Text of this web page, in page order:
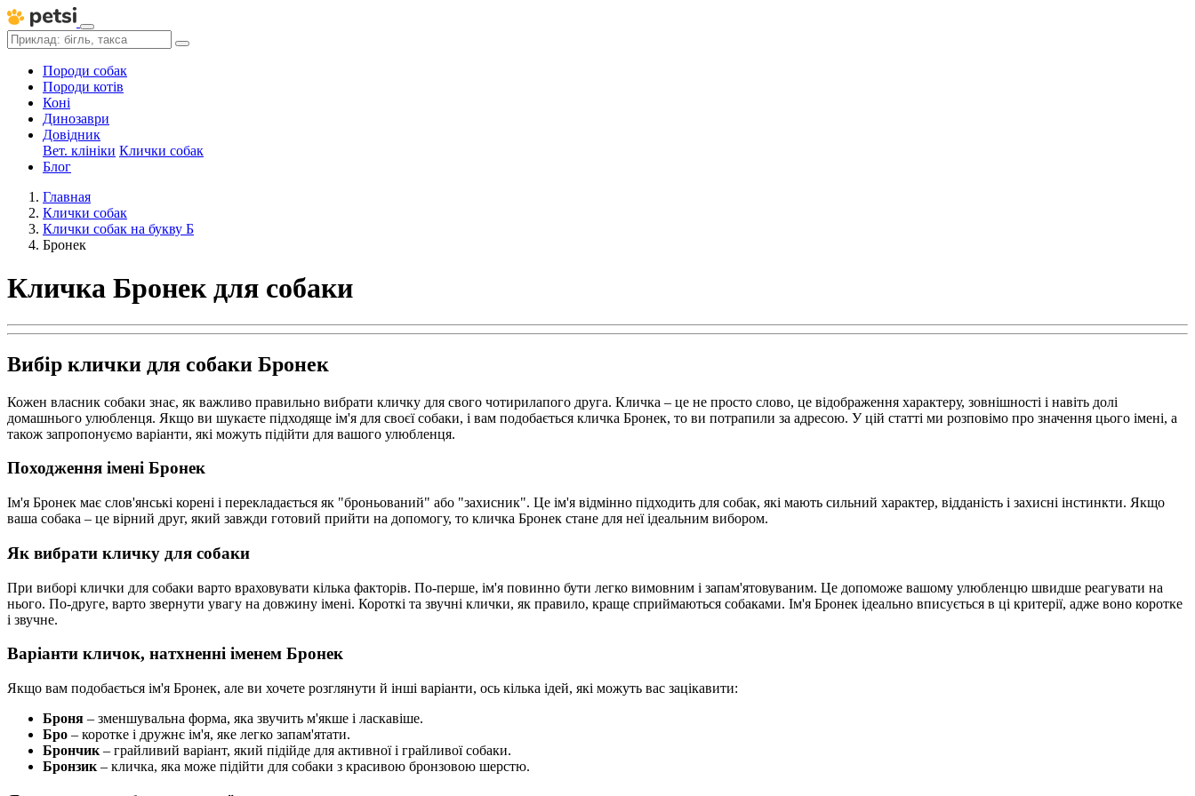
Породи собак
Породи котів
Коні
Динозаври
Довідник
Вет. клініки Клички собак
Блог
Главная
Клички собак
Клички собак на букву Б
Бронек
Кличка Бронек для собаки
Вибір клички для собаки Бронек
Кожен власник собаки знає, як важливо правильно вибрати кличку для свого чотирилапого друга. Кличка – це не просто слово, це відображення характеру, зовнішності і навіть долі
домашнього улюбленця. Якщо ви шукаєте підходяще ім'я для своєї собаки, і вам подобається кличка Бронек, то ви потрапили за адресою. У цій статті ми розповімо про значення цього імені, а
також запропонуємо варіанти, які можуть підійти для вашого улюбленця.
Походження імені Бронек
Ім'я Бронек має слов'янські корені і перекладається як "броньований" або "захисник". Це ім'я відмінно підходить для собак, які мають сильний характер, відданість і захисні інстинкти. Якщо
ваша собака – це вірний друг, який завжди готовий прийти на допомогу, то кличка Бронек стане для неї ідеальним вибором.
Як вибрати кличку для собаки
При виборі клички для собаки варто враховувати кілька факторів. По-перше, ім'я повинно бути легко вимовним і запам'ятовуваним. Це допоможе вашому улюбленцю швидше реагувати на
нього. По-друге, варто звернути увагу на довжину імені. Короткі та звучні клички, як правило, краще сприймаються собаками. Ім'я Бронек ідеально вписується в ці критерії, адже воно коротке
і звучне.
Варіанти кличок, натхненні іменем Бронек
Якщо вам подобається ім'я Бронек, але ви хочете розглянути й інші варіанти, ось кілька ідей, які можуть вас зацікавити:
Броня – зменшувальна форма, яка звучить м'якше і ласкавіше.
Бро – коротке і дружнє ім'я, яке легко запам'ятати.
Брончик – грайливий варіант, який підійде для активної і грайливої собаки.
Бронзик – кличка, яка може підійти для собаки з красивою бронзовою шерстю.